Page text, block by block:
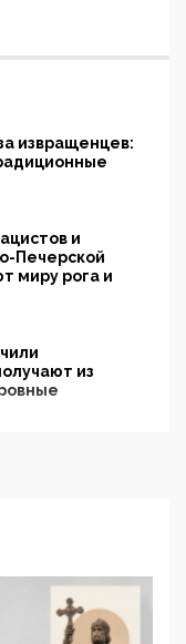
извращенцев:
и
Печерской
миру рога и
из
но